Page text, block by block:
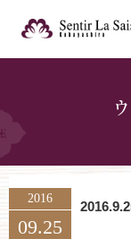
2016
09.25